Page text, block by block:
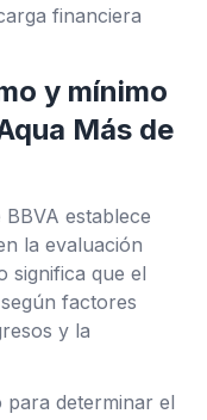
financiera
y mínimo
Más de
establece
la evaluación
significa que el
factores
y la
para determinar el